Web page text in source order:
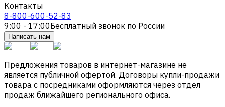
Контакты
8-800-600-52-83
9:00 - 17:00Бесплатный звонок по России
Написать нам
Предложения товаров в интернет-магазине не
является публичной офертой. Договоры купли-продажи
товара с посредниками оформляются через отдел
продаж ближайшего регионального офиса.